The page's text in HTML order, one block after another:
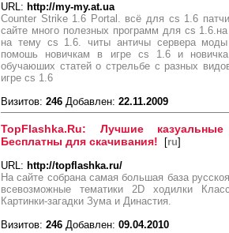
URL: http://my-my.at.ua
Counter Strike 1.6 Portal. всё для cs 1.6
сайте много полезных программ для cs
на тему cs 1.6. читы античы сервера
помошь новичкам в игре cs 1.6 и
обучаюших статей о стрельбе с разных
игре cs 1.6
Визитов: 246 Добавлен: 22.11.2009
TopFlashka.Ru: Лучшие
Бесплатны для скачивания! [ru]
URL: http://topflashka.ru/
На сайте собрана самая большая база
всевозможные тематики 2D ходилки
Картинки-загадки Зума и Династия.
Визитов: 246 Добавлен: 09.04.2010